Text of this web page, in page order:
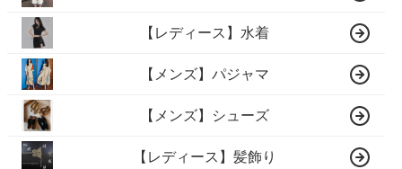
【レディース】水着
【メンズ】パジャマ
【メンズ】シューズ
【レディース】髪飾り